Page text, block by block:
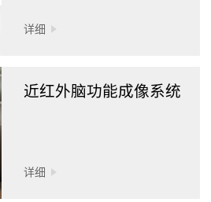
详细
近红外脑功能成像系统
详细